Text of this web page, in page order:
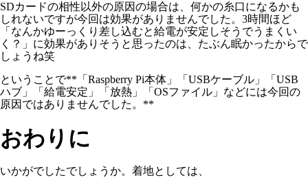
SDカードの相性以外の原因の場合は、何かの糸口になるかも
しれないですが今回は効果がありませんでした。3時間ほど
「なんかゆーっくり差し込むと給電が安定しそうでうまくい
く？」に効果がありそうと思ったのは、たぶん眠かったからで
しょうね笑
ということで**「Raspberry Pi本体」「USBケーブル」「USB
ハブ」「給電安定」「放熱」「OSファイル」などには今回の
原因ではありませんでした。**
おわりに
いかがでしたでしょうか。着地としては、